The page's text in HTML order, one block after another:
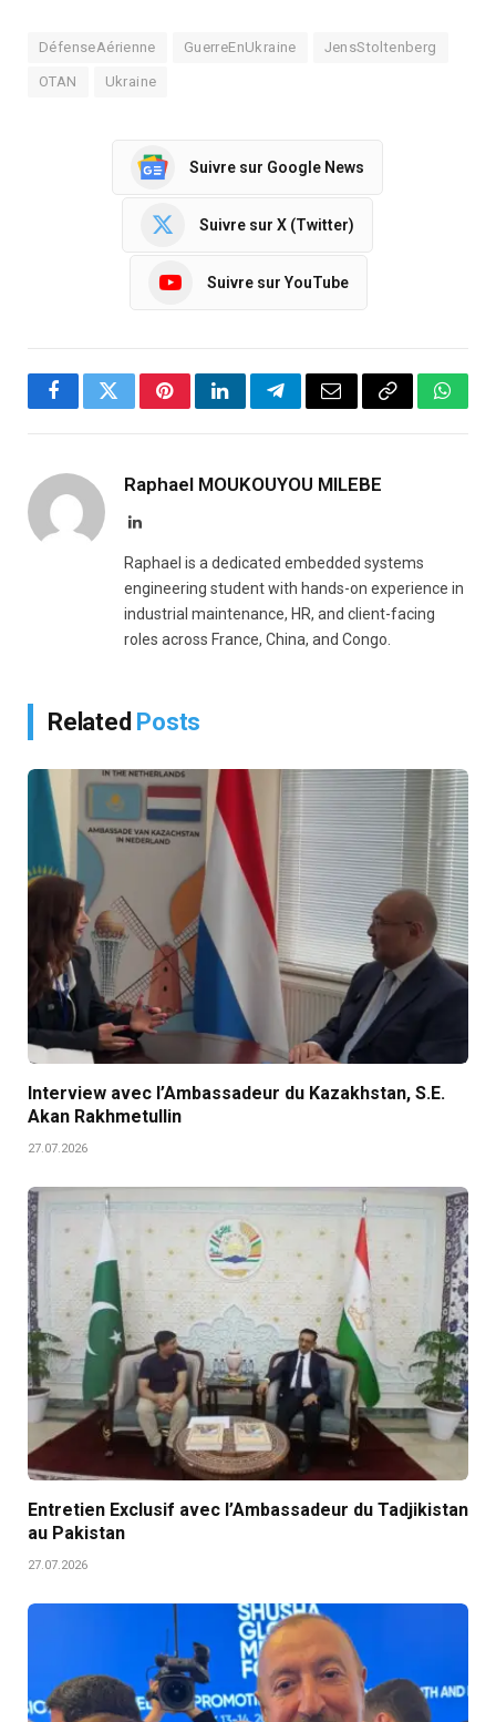
DéfenseAérienne GuerreEnUkraine JensStoltenberg
OTAN Ukraine
Suivre sur Google News
Suivre sur X (Twitter)
Suivre sur YouTube
FacebookTwitterPinterestLinkedInTelegramEmail Copy
Raphael MOUKOUYOU MILEBE
LinkedIn
Raphael is a dedicated embedded systems
engineering student with hands-on experience in
industrial maintenance, HR, and client-facing
roles across France, China, and Congo.
Related Posts
Interview avec l’Ambassadeur du Kazakhstan, S.E.
Akan Rakhmetullin
27.07.2026
Entretien Exclusif avec l’Ambassadeur du Tadjikistan
au Pakistan
27.07.2026